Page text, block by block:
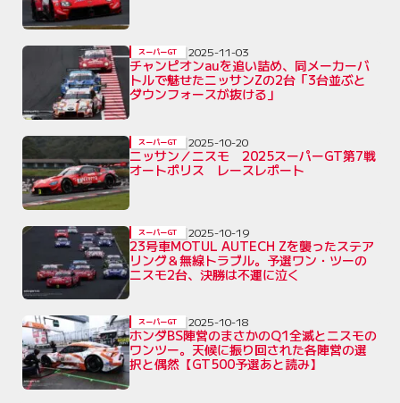
チャンピオンauを追い詰め、同メーカーバ
トルで魅せたニッサンZの2台「3台並ぶと
ダウンフォースが抜ける」
スーパーGT 2025-11-03
ニッサン／ニスモ 2025スーパーGT第7戦
オートポリス レースレポート
スーパーGT 2025-10-20
23号車MOTUL AUTECH Zを襲ったステア
リング＆無線トラブル。予選ワン・ツーの
ニスモ2台、決勝は不運に泣く
スーパーGT 2025-10-19
ホンダBS陣営のまさかのQ1全滅とニスモの
ワンツー。天候に振り回された各陣営の選
択と偶然【GT500予選あと読み】
スーパーGT 2025-10-18